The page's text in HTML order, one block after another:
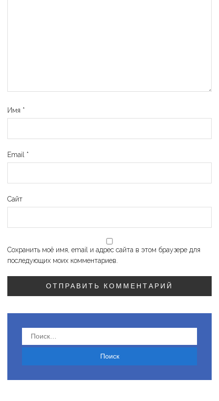
Имя *
Email *
Сайт
Сохранить моё имя, email и адрес сайта в этом браузере для
последующих моих комментариев.
Найти: